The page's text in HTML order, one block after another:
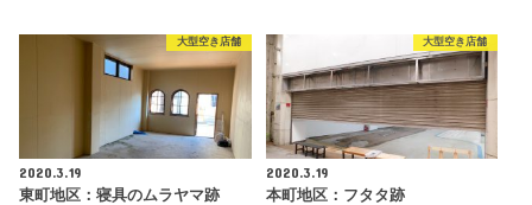
大型空き店舗
2020.3.19
東町地区：寝具のムラヤマ跡
大型空き店舗
2020.3.19
本町地区：フタタ跡